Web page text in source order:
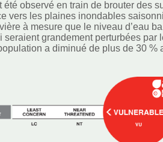
été observé en train de brouter des
vers les plaines inondables
à mesure que le niveau d’eau
seraient grandement perturbées par
a diminué de plus de 30